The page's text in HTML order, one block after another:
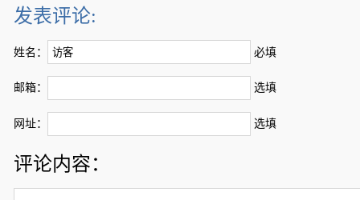
发表评论:
姓名： 必填
邮箱： 选填
网址： 选填
评论内容：